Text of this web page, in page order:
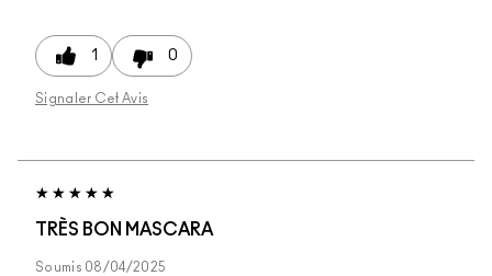
1 0
Signaler Cet Avis
TRÈS BON MASCARA
Soumis 08/04/2025